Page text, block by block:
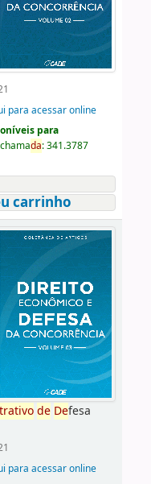
para acessar online
para
da:341.3787
carrinho
de Defesa
para acessar online